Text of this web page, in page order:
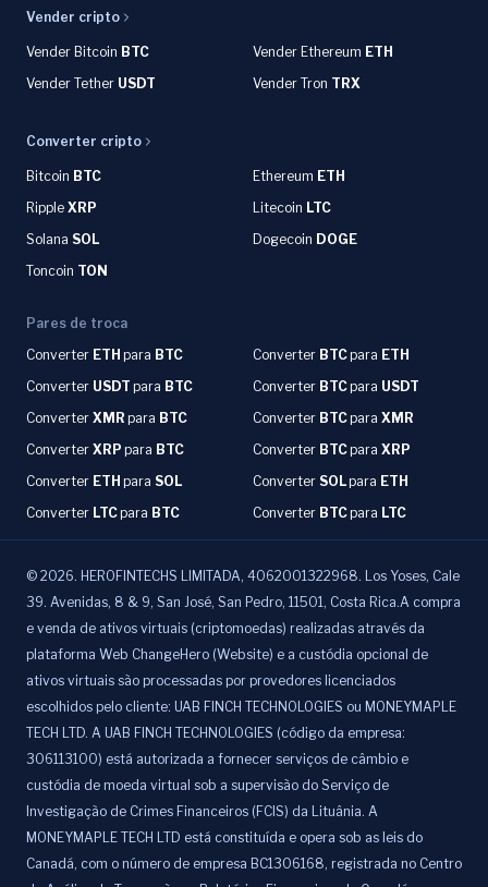
Vender cripto
Vender Bitcoin BTC Vender Ethereum ETH
Vender Tether USDT Vender Tron TRX
Converter cripto
Bitcoin BTC Ethereum ETH
Ripple XRP Litecoin LTC
Solana SOL Dogecoin DOGE
Toncoin TON
Pares de troca
Converter ETH para BTC Converter BTCpara ETH
Converter USDT para BTC Converter BTCpara USDT
Converter XMR para BTC Converter BTCpara XMR
Converter XRP para BTC Converter BTCpara XRP
Converter ETH para SOL Converter SOLpara ETH
Converter LTCpara BTC Converter BTCpara LTC
© 2026. HEROFINTECHS LIMITADA, 4062001322968. Los Yoses, Cale
39. Avenidas, 8 & 9, San José, San Pedro, 11501, Costa Rica.A compra
e venda de ativos virtuais (criptomoedas) realizadas através da
plataforma Web ChangeHero (Website) e a custódia opcional de
ativos virtuais são processadas por provedores licenciados
escolhidos pelo cliente: UAB FINCH TECHNOLOGIES ou MONEYMAPLE
TECH LTD. A UAB FINCH TECHNOLOGIES (código da empresa:
306113100) está autorizada a fornecer serviços de câmbio e
custódia de moeda virtual sob a supervisão do Serviço de
Investigação de Crimes Financeiros (FCIS) da Lituânia. A
MONEYMAPLE TECH LTD está constituída e opera sob as leis do
Canadá, com o número de empresa BC1306168, registrada no Centro